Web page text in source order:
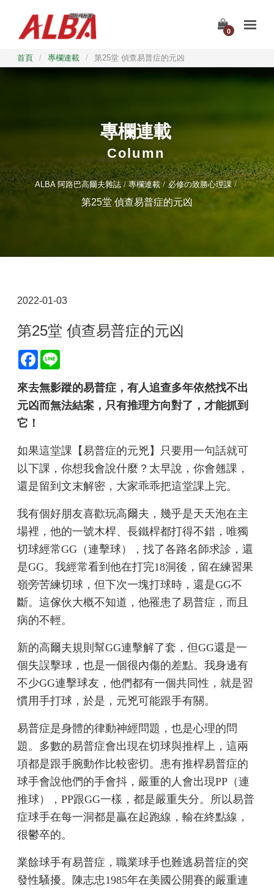
0
首頁 / 專欄連載 / 第25堂 偵查易普症的元凶
專欄連載
Column
ALBA 阿路巴高爾夫雜誌 專欄連載 必修の致勝心理課
第25堂 偵查易普症的元凶
2022-01-03
第25堂 偵查易普症的元凶
Facebook
來去無影蹤的易普症，有人追查多年依然找不出
元凶而無法結案，只有推理方向對了，才能抓到
它！
如果這堂課【易普症的元兇】只要用一句話就可
以下課，你想我會說什麼？太早說，你會翹課，
還是留到文末解密，大家乖乖把這堂課上完。
我有個好朋友喜歡玩高爾夫，幾乎是天天泡在主
場裡，他的一號木桿、長鐵桿都打得不錯，唯獨
切球經常GG（連擊球），找了各路名師求診，還
是GG。我經常看到他在打完18洞後，留在練習果
嶺旁苦練切球，但下次一塊打球時，還是GG不
斷。這傢伙大概不知道，他罹患了易普症，而且
病的不輕。
新的高爾夫規則幫GG連擊解了套，但GG還是一
個失誤擊球，也是一個很內傷的差點。我身邊有
不少GG連擊球友，他們都有一個共同性，就是習
慣用手打球，於是，元兇可能跟手有關。
易普症是身體的律動神經問題，也是心理的問
題。多數的易普症會出現在切球與推桿上，這兩
項都是跟手腕動作比較密切。患有推桿易普症的
球手會說他們的手會抖，嚴重的人會出現PP（連
推球），PP跟GG一樣，都是嚴重失分。所以易普
症球手在每一洞都是贏在起跑線，輸在終點線，
很鬱卒的。
業餘球手有易普症，職業球手也難逃易普症的突
發性騷擾。陳志忠1985年在美國公開賽的嚴重連